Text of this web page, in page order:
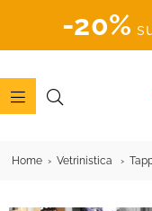
-20%
Home Vetrinistica